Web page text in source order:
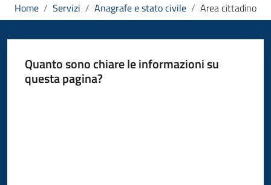
Novità
Home / Servizi / Anagrafe e stato civile / Area cittadino
Quanto sono chiare le informazioni su
questa pagina?